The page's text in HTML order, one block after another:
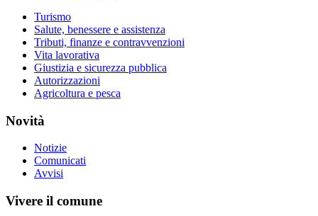
Turismo
Salute, benessere e assistenza
Tributi, finanze e contravvenzioni
Vita lavorativa
Giustizia e sicurezza pubblica
Autorizzazioni
Agricoltura e pesca
Novità
Notizie
Comunicati
Avvisi
Vivere il comune